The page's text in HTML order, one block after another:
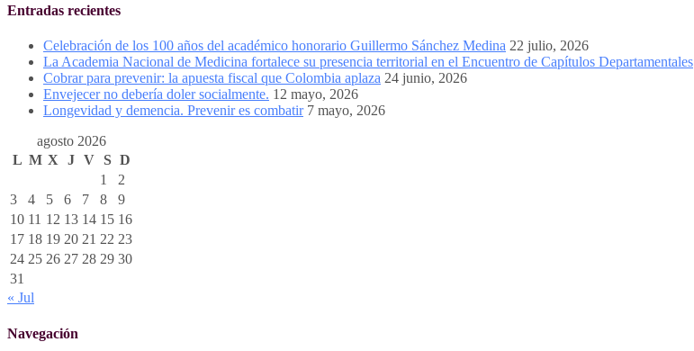
Entradas recientes
Celebración de los 100 años del académico honorario Guillermo Sánchez Medina 22 julio, 2026
La Academia Nacional de Medicina fortalece su presencia territorial en el Encuentro de Capítulos Departamentales
Cobrar para prevenir: la apuesta fiscal que Colombia aplaza 24 junio, 2026
Envejecer no debería doler socialmente. 12 mayo, 2026
Longevidad y demencia. Prevenir es combatir 7 mayo, 2026
agosto 2026
L M X J V S D
1
2
3
4 5 6 7 8
9
10 11 12 13 14 15 16
17 18 19 20 21 22 23
24 25 26 27 28 29 30
31
« Jul
Navegación